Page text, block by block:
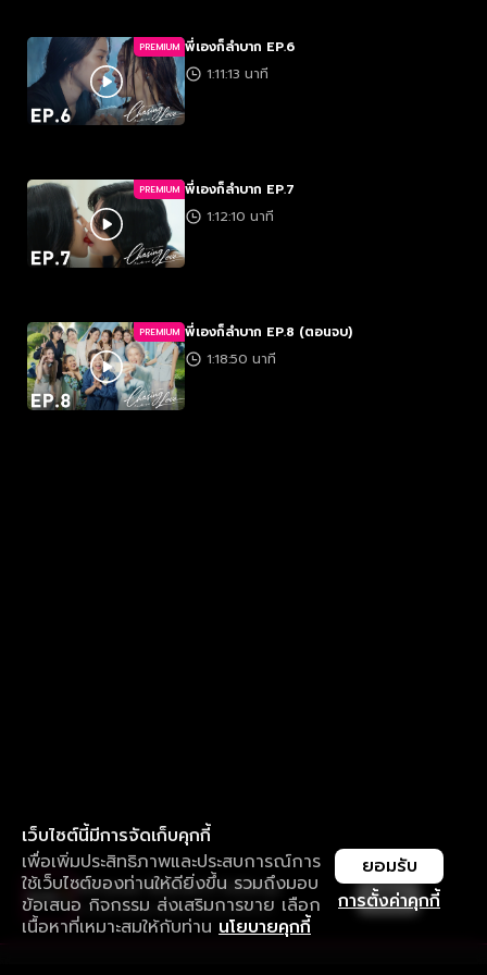
PREMIUM พี่เองก็ลำบาก EP.6
1:11:13 นาที
PREMIUM พี่เองก็ลำบาก EP.7
1:12:10 นาที
PREMIUM พี่เองก็ลำบาก EP.8 (ตอนจบ)
1:18:50 นาที
เว็บไซต์นี้มีการจัดเก็บคุกกี้
เพื่อเพิ่มประสิทธิภาพและประสบการณ์การ
ใช้เว็บไซต์ของท่านให้ดียิ่งขึ้น รวมถึงมอบ
ข้อเสนอ กิจกรรม ส่งเสริมการขาย เลือก
เนื้อหาที่เหมาะสมให้กับท่าน นโยบายคุกกี้
การตั้งค่าคุกกี้
ยอมรับ
ใช้งานแอป ลื่นไหลกว่า ไม่มีสะดุด
ดาวน์โหลดแอปเพื่อการรับชมที่ดีกว่า เปิด